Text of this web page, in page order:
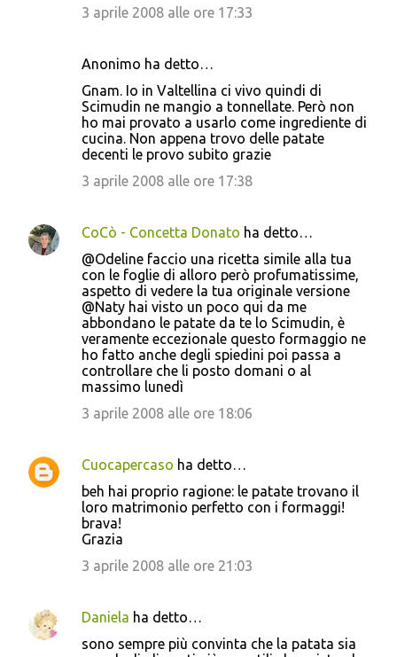
3 aprile 2008 alle ore 17:33
Anonimo ha detto…
Gnam. Io in Valtellina ci vivo quindi di
Scimudin ne mangio a tonnellate. Però non
ho mai provato a usarlo come ingrediente di
cucina. Non appena trovo delle patate
decenti le provo subito grazie
3 aprile 2008 alle ore 17:38
CoCò - Concetta Donato ha detto…
@Odeline faccio una ricetta simile alla tua
con le foglie di alloro però profumatissime,
aspetto di vedere la tua originale versione
@Naty hai visto un poco qui da me
abbondano le patate da te lo Scimudin, è
veramente eccezionale questo formaggio ne
ho fatto anche degli spiedini poi passa a
controllare che li posto domani o al
massimo lunedì
3 aprile 2008 alle ore 18:06
Cuocapercaso ha detto…
beh hai proprio ragione: le patate trovano il
loro matrimonio perfetto con i formaggi!
brava!
Grazia
3 aprile 2008 alle ore 21:03
Daniela ha detto…
sono sempre più convinta che la patata sia